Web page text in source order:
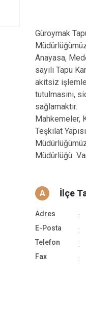
Güroymak
Anayasa,
sayılı Tapu
akitsiz
tutulmasını,
sağlamaktır.
Mahkemeler,
Teşkilat
Müdürlüğü
A İlçe
Adres
E-Posta
Telefon
Fax